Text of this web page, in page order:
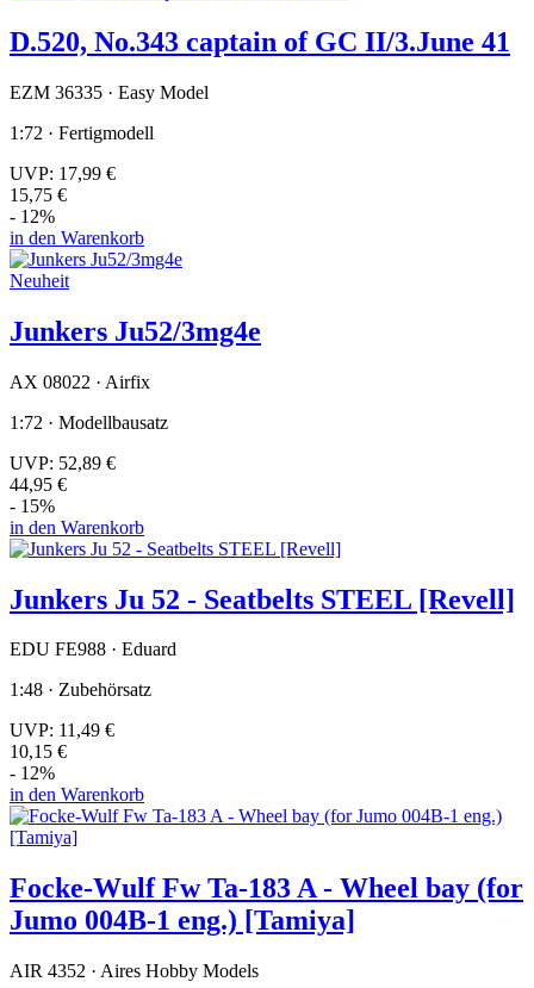
D.520, No.343 captain of GC II/3.June 41
EZM 36335 · Easy Model
1:72 · Fertigmodell
UVP: 17,99 €
15,75 €
- 12%
in den Warenkorb
Neuheit
Junkers Ju52/3mg4e
AX 08022 · Airfix
1:72 · Modellbausatz
UVP: 52,89 €
44,95 €
- 15%
in den Warenkorb
Junkers Ju 52 - Seatbelts STEEL [Revell]
EDU FE988 · Eduard
1:48 · Zubehörsatz
UVP: 11,49 €
10,15 €
- 12%
in den Warenkorb
Focke-Wulf Fw Ta-183 A - Wheel bay (for
Jumo 004B-1 eng.) [Tamiya]
AIR 4352 · Aires Hobby Models